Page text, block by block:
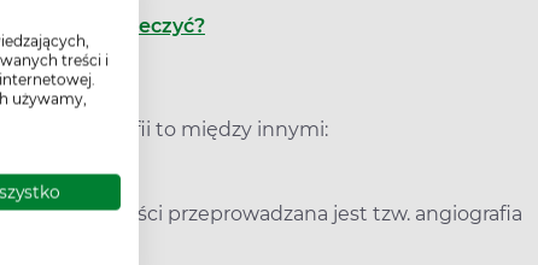
treści i
używamy,
jak leczyć?
angiografii to między innymi:
przeprowadzana jest tzw. angiografia